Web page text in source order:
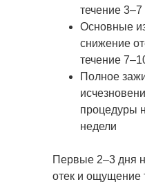
течение 3–7
Основные
снижение
течение
Полное
процедуры
недели
Первые 2–3 дня
отек и ощущение